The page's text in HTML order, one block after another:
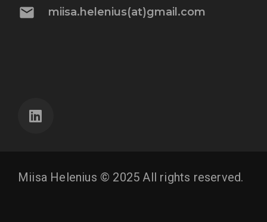
mail miisa.helenius(at)gmail.com
Miisa Helenius © 2025 All rights reserved.